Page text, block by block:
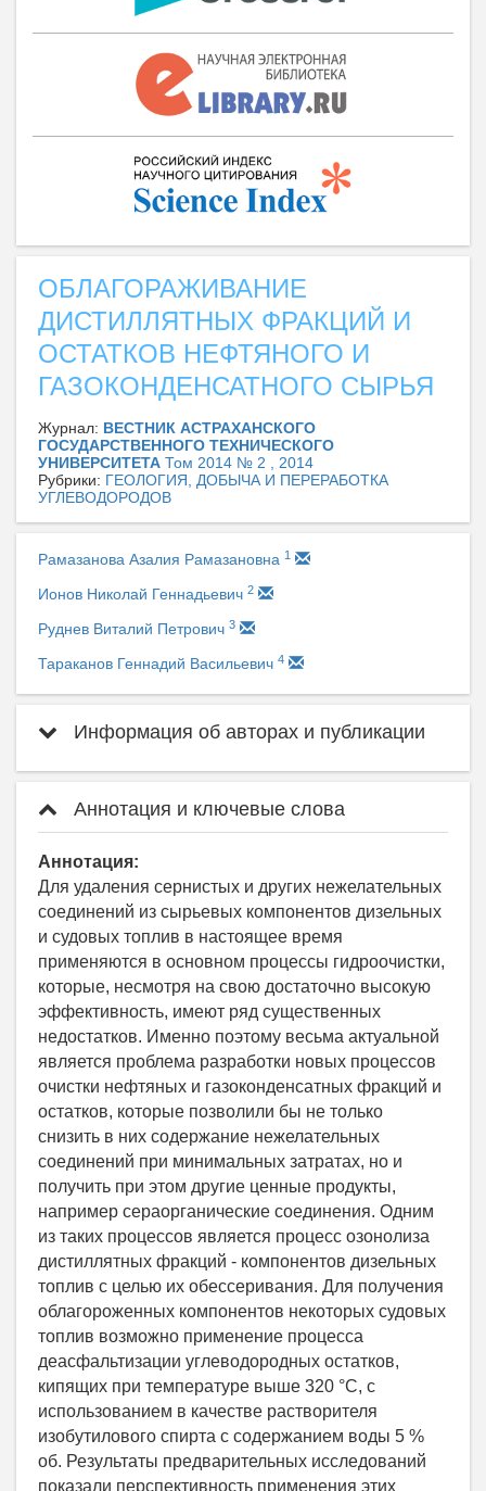
ОБЛАГОРАЖИВАНИЕ
ДИСТИЛЛЯТНЫХ ФРАКЦИЙ И
ОСТАТКОВ НЕФТЯНОГО И
ГАЗОКОНДЕНСАТНОГО СЫРЬЯ
Журнал: ВЕСТНИК АСТРАХАНСКОГО
ГОСУДАРСТВЕННОГО ТЕХНИЧЕСКОГО
УНИВЕРСИТЕТА Том 2014 № 2 , 2014
Рубрики: ГЕОЛОГИЯ, ДОБЫЧА И ПЕРЕРАБОТКА
УГЛЕВОДОРОДОВ
Рамазанова Азалия Рамазановна 1
Ионов Николай Геннадьевич 2
Руднев Виталий Петрович 3
Тараканов Геннадий Васильевич 4
Информация об авторах и публикации
Аннотация и ключевые слова
Аннотация:
Для удаления сернистых и других нежелательных
соединений из сырьевых компонентов дизельных
и судовых топлив в настоящее время
применяются в основном процессы гидроочистки,
которые, несмотря на свою достаточно высокую
эффективность, имеют ряд существенных
недостатков. Именно поэтому весьма актуальной
является проблема разработки новых процессов
очистки нефтяных и газоконденсатных фракций и
остатков, которые позволили бы не только
снизить в них содержание нежелательных
соединений при минимальных затратах, но и
получить при этом другие ценные продукты,
например сераорганические соединения. Одним
из таких процессов является процесс озонолиза
дистиллятных фракций - компонентов дизельных
топлив с целью их обессеривания. Для получения
облагороженных компонентов некоторых судовых
топлив возможно применение процесса
деасфальтизации углеводородных остатков,
кипящих при температуре выше 320 °С, с
использованием в качестве растворителя
изобутилового спирта с содержанием воды 5 %
об. Результаты предварительных исследований
показали перспективность применения этих